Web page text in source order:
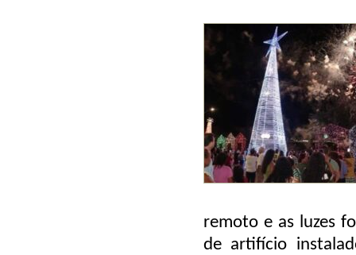
remoto e as luzes
de artifício